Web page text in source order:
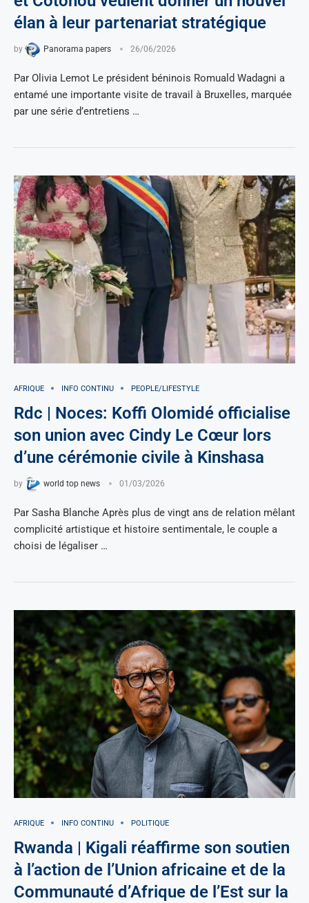
élan à leur partenariat stratégique
by Panorama papers 26/06/2026
Par Olivia Lemot Le président béninois Romuald Wadagni a
entamé une importante visite de travail à Bruxelles, marquée
par une série d’entretiens …
AFRIQUE INFO CONTINU PEOPLE/LIFESTYLE
Rdc | Noces: Koffi Olomidé officialise
son union avec Cindy Le Cœur lors
d’une cérémonie civile à Kinshasa
by world top news 01/03/2026
Par Sasha Blanche Après plus de vingt ans de relation mêlant
complicité artistique et histoire sentimentale, le couple a
choisi de légaliser …
AFRIQUE INFO CONTINU POLITIQUE
Rwanda | Kigali réaffirme son soutien
à l’action de l’Union africaine et de la
Communauté d’Afrique de l’Est sur la